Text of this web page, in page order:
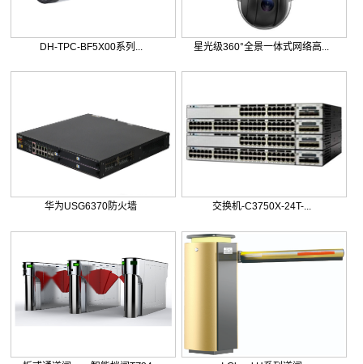
DH-TPC-BF5X00系列... 星光级360°全景一体式网络高...
华为USG6370防火墙 交换机-C3750X-24T-...